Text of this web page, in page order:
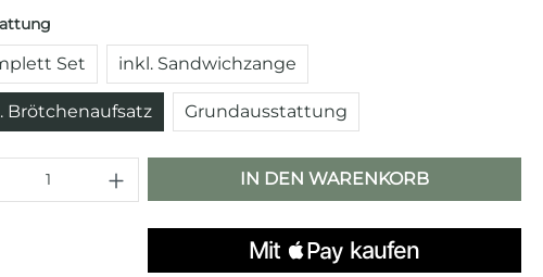
Set inkl. Sandwichzange
Brötchenaufsatz Grundausstattung
Anzahl: Gib den gewünschten
IN DEN WARENKORB